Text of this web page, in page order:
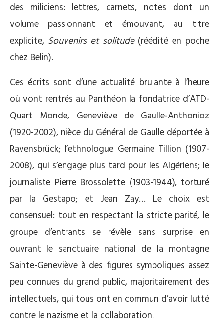
des miliciens: lettres, carnets, notes dont un
volume passionnant et émouvant, au titre
explicite, Souvenirs et solitude(réédité en poche
chez Belin).
Ces écrits sont d’une actualité brulante à l’heure
où vont rentrés au Panthéon la fondatrice d’ATD-
Quart Monde, Geneviève de Gaulle-Anthonioz
(1920-2002), nièce du Général de Gaulle déportée à
Ravensbrück; l’ethnologue Germaine Tillion (1907-
2008), qui s’engage plus tard pour les Algériens; le
journaliste Pierre Brossolette (1903-1944), torturé
par la Gestapo; et Jean Zay… Le choix est
consensuel: tout en respectant la stricte parité, le
groupe d’entrants se révèle sans surprise en
ouvrant le sanctuaire national de la montagne
Sainte-Geneviève à des figures symboliques assez
peu connues du grand public, majoritairement des
intellectuels, qui tous ont en commun d’avoir lutté
contre le nazisme et la collaboration.